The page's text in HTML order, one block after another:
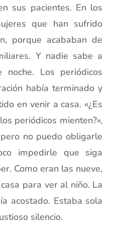
sus pacientes. En los
que han sufrido
porque acababan de
Y nadie sabe a
Los periódicos
había terminado y
en venir a casa. «¿Es
periódicos mienten?»,
no puedo obligarle
impedirle que siga
Como eran las nueve,
para ver al niño. La
acostado. Estaba sola
silencio.